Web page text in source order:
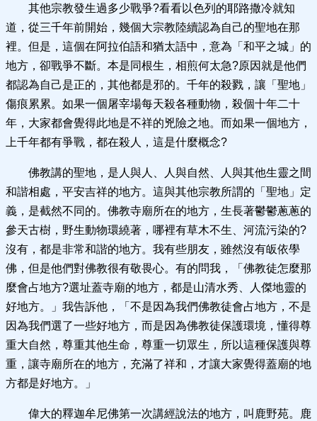
其他宗教發生過多少戰爭?看看以色列的耶路撒冷就知
道，從三千年前開始，幾個大宗教陸續認為自己的聖地在那
裡。但是，這個在阿拉伯語和猶太語中，意為「和平之城」的
地方，卻戰爭不斷。本是同根生，相煎何太急?原因就是他們
都認為自己是正的，其他都是邪的。千年的殺戮，讓「聖地」
傷痕累累。如果一個屠宰場每天殺各種動物，殺個十年二十
年，大家都會覺得此地是不祥的兇險之地。而如果一個地方，
上千年都有爭戰，都在殺人，這是什麼概念?
佛教講的聖地，是人與人、人與自然、人與其他生靈之間
和諧相處，平安吉祥的地方。這與其他宗教所謂的「聖地」定
義，是截然不同的。佛教寺廟所在的地方，生長著鬱鬱蔥蔥的
參天古樹，野生動物環繞著，哪裡有草木不生、河流污染的?
沒有，都是非常和諧的地方。我有些朋友，雖然沒有皈依學
佛，但是他們對佛教很有敬畏心。有的問我，「佛教徒怎麼那
麼會占地方?選址蓋寺廟的地方，都是山清水秀、人傑地靈的
好地方。」我告訴他，「不是因為我們佛教徒會占地方，不是
因為我們選了一些好地方，而是因為佛教徒保護環境，懂得尊
重大自然，尊重其他生命，尊重一切眾生，所以這種保護與尊
重，讓寺廟所在的地方，充滿了祥和，才讓大家覺得蓋廟的地
方都是好地方。」
偉大的釋迦牟尼佛第一次講經說法的地方，叫鹿野苑。鹿